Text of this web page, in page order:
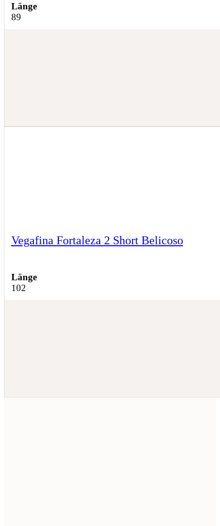
Länge
89
Vegafina Fortaleza 2 Short Belicoso
Länge
102